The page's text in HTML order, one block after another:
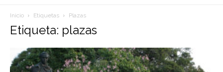
Hoy
Inicio Etiquetas Plazas
Etiqueta: plazas